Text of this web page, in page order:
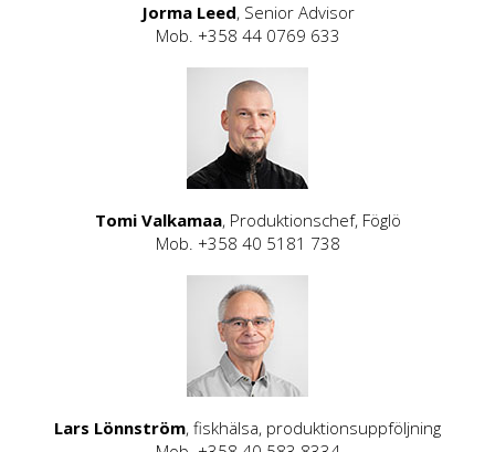
Jorma Leed, Senior Advisor
Mob. +358 44 0769 633
Tomi Valkamaa, Produktionschef, Föglö
Mob. +358 40 5181 738
Lars Lönnström, fiskhälsa, produktionsuppföljning